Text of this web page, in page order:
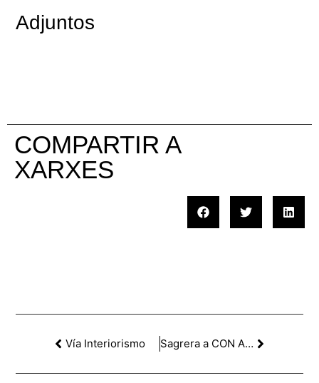
Adjuntos
COMPARTIR A
XARXES
Vía Interiorismo Sagrera a CON ARQUITECTURA